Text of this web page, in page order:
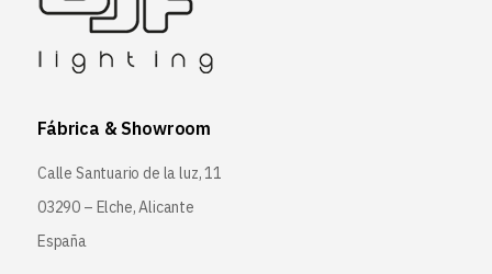
Fábrica & Showroom
Calle Santuario de la luz, 11
03290 – Elche, Alicante
España